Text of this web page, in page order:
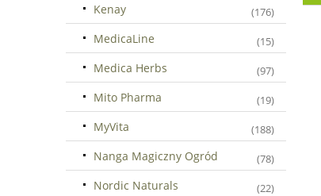
Kenay (176)
MedicaLine (15)
Medica Herbs (97)
Mito Pharma (19)
MyVita (188)
Nanga Magiczny Ogród (78)
Nordic Naturals (22)